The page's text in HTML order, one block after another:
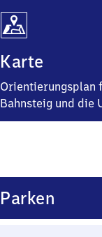
Karte
Orientierungsplan
Bahnsteig und die
Parken